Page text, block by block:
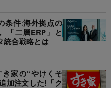
条件:海外拠点の
「二層ERP」と
統合戦略とは
き家の“やけくそ
加注文した!「ク